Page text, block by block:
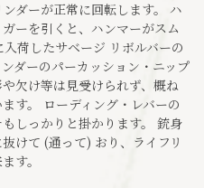
ダーが正常に回転します。 ハ
ーを引くと、ハンマーがスム
荷したサベージ リボルバーの
ダーのパーカッション・ニップ
欠け等は見受けられず、概ね
す。 ローディング・レバーの
しっかりと掛かります。 銃身
けて (通って) おり、ライフリ
す。